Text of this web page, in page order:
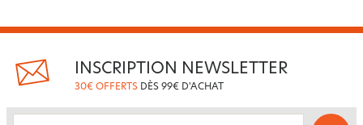
INSCRIPTION NEWSLETTER
30€ OFFERTS DÈS 99€ D'ACHAT